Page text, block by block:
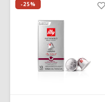
-25%